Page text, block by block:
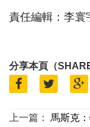
責任編輯：李
分享本頁（
上一篇： 馬斯克